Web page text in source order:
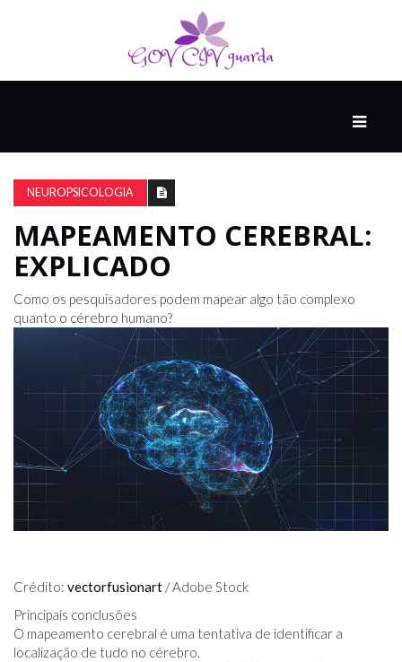
DO
THINK
NEUROPSICOLOGIA
MAPEAMENTO CEREBRAL:
EXPLICADO
Como os pesquisadores podem mapear algo tão complexo
quanto o cérebro humano?
Crédito: vectorfusionart / Adobe Stock
Principais conclusões
O mapeamento cerebral é uma tentativa de identificar a
localização de tudo no cérebro.